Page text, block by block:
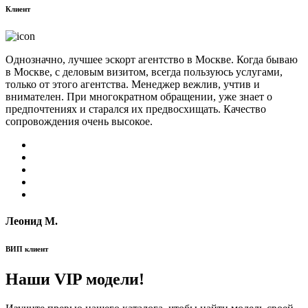
Клиент
Однозначно, лучшее эскорт агентство в Москве. Когда бываю
в Москве, с деловым визитом, всегда пользуюсь услугами,
только от этого агентства. Менеджер вежлив, учтив и
внимателен. При многократном обращении, уже знает о
предпочтениях и старался их предвосхищать. Качество
сопровождения очень высокое.
Леонид М.
ВИП клиент
Наши VIP модели!